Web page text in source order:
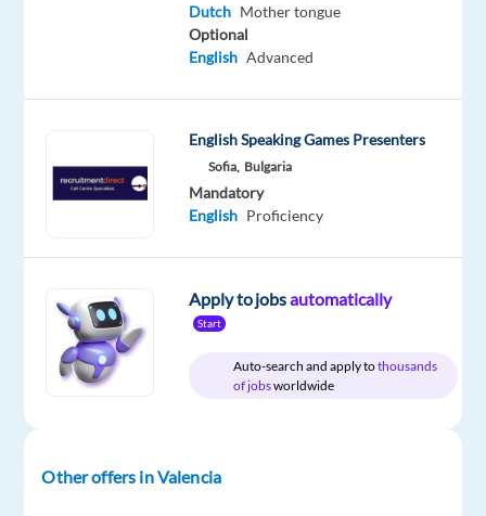
Company
Employment
time
Salary
to
€
gross
year
Experience
On-
site
Dutch Mother tongue
Optional
English Advanced
English Speaking Games Presenters
Sofia, Bulgaria
Mandatory
English Proficiency
Apply to jobsautomatically
Start
Auto-search and apply tothousands
of jobsworldwide
Other offers in Valencia